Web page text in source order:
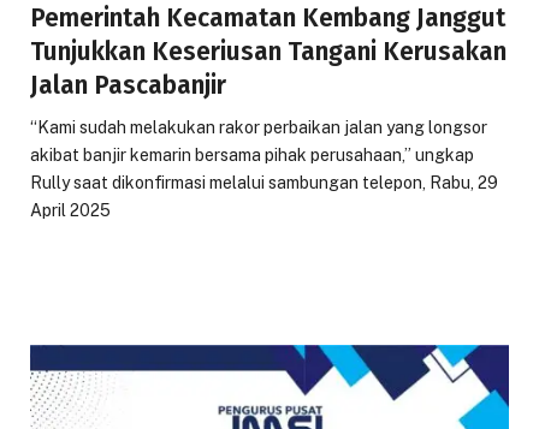
Pemerintah Kecamatan Kembang Janggut
Tunjukkan Keseriusan Tangani Kerusakan
Jalan Pascabanjir
“Kami sudah melakukan rakor perbaikan jalan yang longsor
akibat banjir kemarin bersama pihak perusahaan,” ungkap
Rully saat dikonfirmasi melalui sambungan telepon, Rabu, 29
April 2025